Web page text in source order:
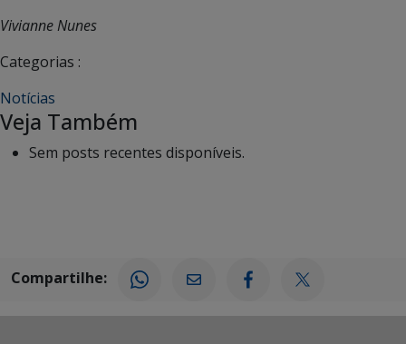
Vivianne Nunes
Categorias :
Notícias
Veja Também
Sem posts recentes disponíveis.
Compartilhe: